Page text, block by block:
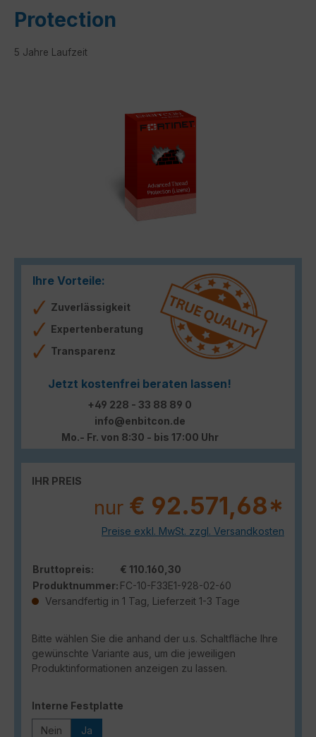
Protection
5 Jahre Laufzeit
Ihre Vorteile:
Zuverlässigkeit
Expertenberatung
Transparenz
Jetzt kostenfrei beraten lassen!
+49 228 - 33 88 89 0
info@enbitcon.de
Mo.- Fr. von 8:30 - bis 17:00 Uhr
IHR PREIS
nur € 92.571,68*
Preise exkl. MwSt. zzgl. Versandkosten
Bruttopreis:
€ 110.160,30
Produktnummer: FC-10-F33E1-928-02-60
Versandfertig in 1 Tag, Lieferzeit 1-3 Tage
Bitte wählen Sie die anhand der u.s. Schaltfläche Ihre
gewünschte Variante aus, um die jeweiligen
Produktinformationen anzeigen zu lassen.
Interne Festplatte
Nein Ja